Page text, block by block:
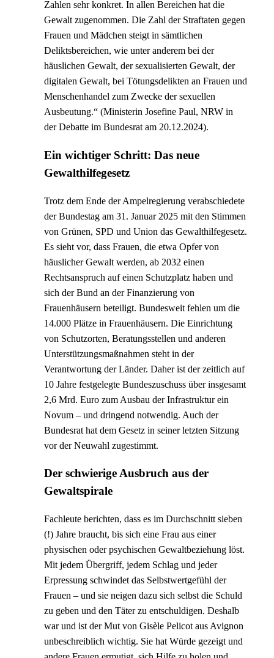
Zahlen sehr konkret. In allen Bereichen hat die
Gewalt zugenommen. Die Zahl der Straftaten gegen
Frauen und Mädchen steigt in sämtlichen
Deliktsbereichen, wie unter anderem bei der
häuslichen Gewalt, der sexualisierten Gewalt, der
digitalen Gewalt, bei Tötungsdelikten an Frauen und
Menschenhandel zum Zwecke der sexuellen
Ausbeutung.“ (Ministerin Josefine Paul, NRW in
der Debatte im Bundesrat am 20.12.2024).
Ein wichtiger Schritt: Das neue
Gewalthilfegesetz
Trotz dem Ende der Ampelregierung verabschiedete
der Bundestag am 31. Januar 2025 mit den Stimmen
von Grünen, SPD und Union das Gewalthilfegesetz.
Es sieht vor, dass Frauen, die etwa Opfer von
häuslicher Gewalt werden, ab 2032 einen
Rechtsanspruch auf einen Schutzplatz haben und
sich der Bund an der Finanzierung von
Frauenhäusern beteiligt. Bundesweit fehlen um die
14.000 Plätze in Frauenhäusern. Die Einrichtung
von Schutzorten, Beratungsstellen und anderen
Unterstützungsmaßnahmen steht in der
Verantwortung der Länder. Daher ist der zeitlich auf
10 Jahre festgelegte Bundeszuschuss über insgesamt
2,6 Mrd. Euro zum Ausbau der Infrastruktur ein
Novum – und dringend notwendig. Auch der
Bundesrat hat dem Gesetz in seiner letzten Sitzung
vor der Neuwahl zugestimmt.
Der schwierige Ausbruch aus der
Gewaltspirale
Fachleute berichten, dass es im Durchschnitt sieben
(!) Jahre braucht, bis sich eine Frau aus einer
physischen oder psychischen Gewaltbeziehung löst.
Mit jedem Übergriff, jedem Schlag und jeder
Erpressung schwindet das Selbstwertgefühl der
Frauen – und sie neigen dazu sich selbst die Schuld
zu geben und den Täter zu entschuldigen. Deshalb
war und ist der Mut von Gisèle Pelicot aus Avignon
unbeschreiblich wichtig. Sie hat Würde gezeigt und